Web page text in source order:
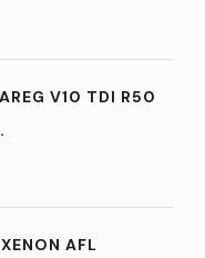
V10 TDI R50
AFL